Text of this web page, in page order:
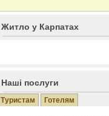
Житло у Карпатах
Наші послуги
Туристам Готелям